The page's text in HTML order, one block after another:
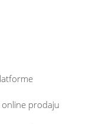
online prodaju